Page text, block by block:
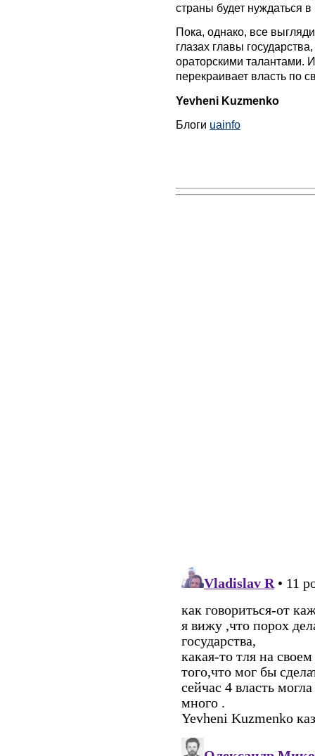
страны будет нуждаться
Пока, однако, все
глазах главы
ораторскими талантами.
перекраивает власть по
Yevheni Kuzmenko
Блоги uainfo